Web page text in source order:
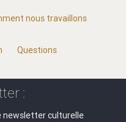
nous travaillons
Questions
:
newsletter culturelle